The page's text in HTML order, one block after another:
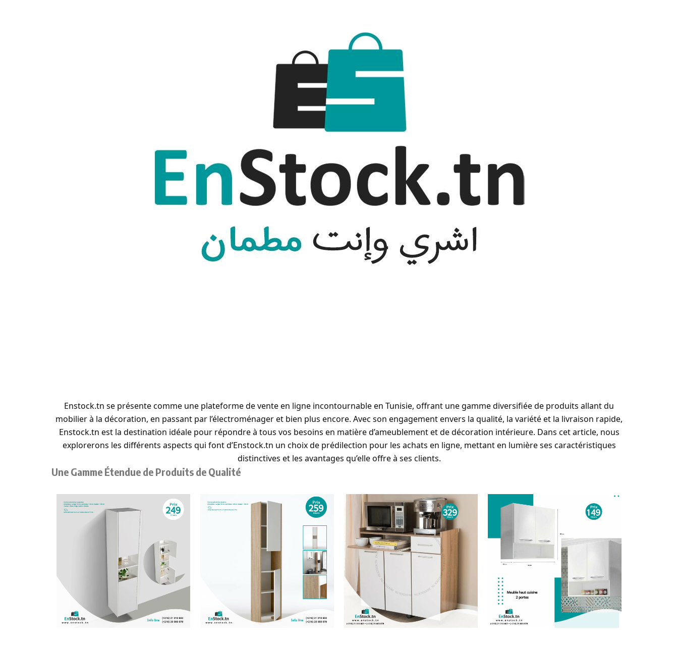
Enstock.tn se présente comme une plateforme de vente en ligne incontournable en Tunisie, offrant une gamme diversifiée de produits allant du
mobilier à la décoration, en passant par l’électroménager et bien plus encore. Avec son engagement envers la qualité, la variété et la livraison rapide,
Enstock.tn est la destination idéale pour répondre à tous vos besoins en matière d’ameublement et de décoration intérieure. Dans cet article, nous
explorerons les différents aspects qui font d’Enstock.tn un choix de prédilection pour les achats en ligne, mettant en lumière ses caractéristiques
distinctives et les avantages qu’elle offre à ses clients.
Une Gamme Étendue de Produits de Qualité